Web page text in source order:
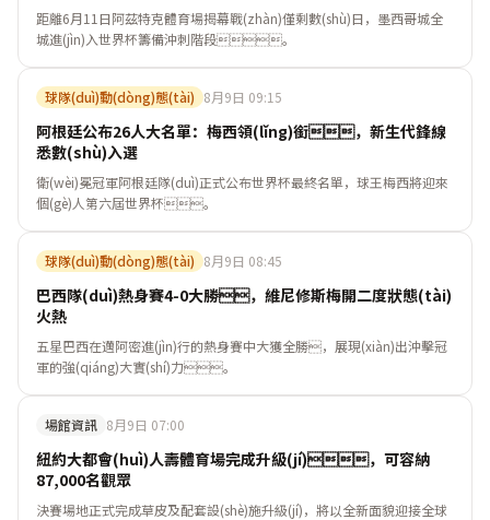
距離6月11日阿茲特克體育場揭幕戰(zhàn)僅剩數(shù)日，墨西哥城全
城進(jìn)入世界杯籌備沖刺階段。
球隊(duì)動(dòng)態(tài) 8月9日 09:15
阿根廷公布26人大名單：梅西領(lǐng)銜，新生代鋒線
悉數(shù)入選
衛(wèi)冕冠軍阿根廷隊(duì)正式公布世界杯最終名單，球王梅西將迎來
個(gè)人第六屆世界杯。
球隊(duì)動(dòng)態(tài) 8月9日 08:45
巴西隊(duì)熱身賽4-0大勝，維尼修斯梅開二度狀態(tài)
火熱
五星巴西在邁阿密進(jìn)行的熱身賽中大獲全勝，展現(xiàn)出沖擊冠
軍的強(qiáng)大實(shí)力。
場館資訊 8月9日 07:00
紐約大都會(huì)人壽體育場完成升級(jí)，可容納
87,000名觀眾
決賽場地正式完成草皮及配套設(shè)施升級(jí)，將以全新面貌迎接全球